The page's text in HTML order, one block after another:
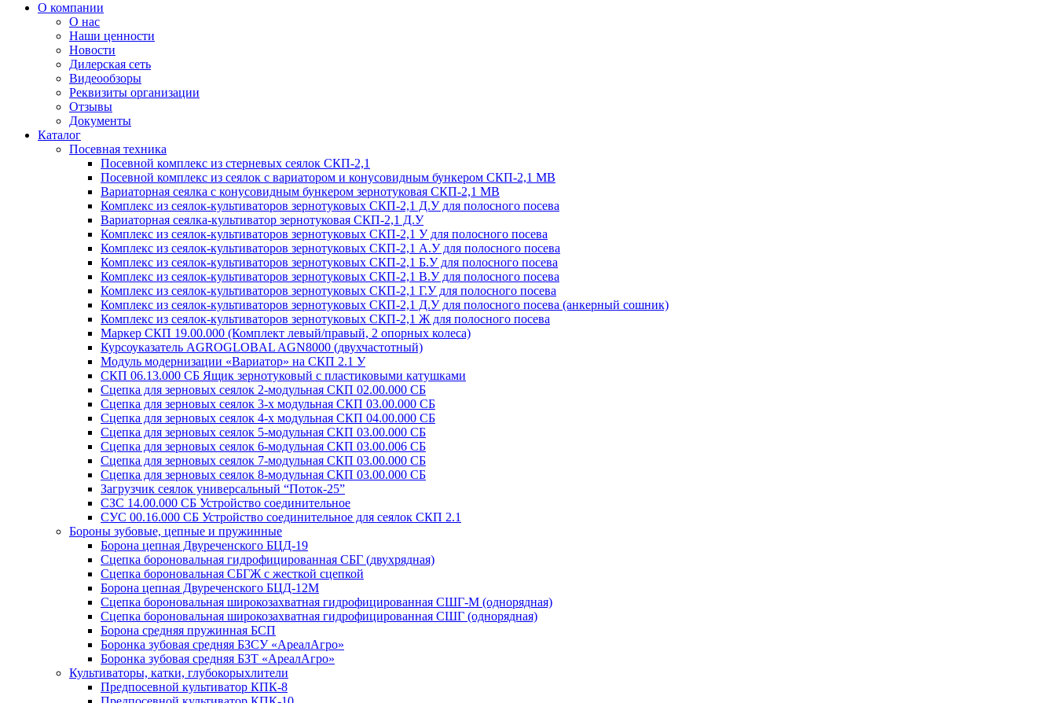
О компании
О нас
Наши ценности
Новости
Дилерская сеть
Видеообзоры
Реквизиты организации
Отзывы
Документы
Каталог
Посевная техника
Посевной комплекс из стерневых сеялок СКП-2,1
Посевной комплекс из сеялок с вариатором и конусовидным бункером СКП-2,1 МВ
Вариаторная сеялка с конусовидным бункером зернотуковая СКП-2,1 МВ
Комплекс из сеялок-культиваторов зернотуковых СКП-2,1 Д.У для полосного посева
Вариаторная сеялка-культиватор зернотуковая СКП-2,1 Д.У
Комплекс из сеялок-культиваторов зернотуковых СКП-2,1 У для полосного посева
Комплекс из сеялок-культиваторов зернотуковых СКП-2,1 А.У для полосного посева
Комплекс из сеялок-культиваторов зернотуковых СКП-2,1 Б.У для полосного посева
Комплекс из сеялок-культиваторов зернотуковых СКП-2,1 В.У для полосного посева
Комплекс из сеялок-культиваторов зернотуковых СКП-2,1 Г.У для полосного посева
Комплекс из сеялок-культиваторов зернотуковых СКП-2,1 Д.У для полосного посева (анкерный сошник)
Комплекс из сеялок-культиваторов зернотуковых СКП-2,1 Ж для полосного посева
Маркер СКП 19.00.000 (Комплект левый/правый, 2 опорных колеса)
Курсоуказатель AGROGLOBAL AGN8000 (двухчастотный)
Модуль модернизации «Вариатор» на СКП 2.1 У
СКП 06.13.000 СБ Ящик зернотуковый с пластиковыми катушками
Сцепка для зерновых сеялок 2-модульная СКП 02.00.000 СБ
Сцепка для зерновых сеялок 3-х модульная СКП 03.00.000 СБ
Сцепка для зерновых сеялок 4-х модульная СКП 04.00.000 СБ
Сцепка для зерновых сеялок 5-модульная СКП 03.00.000 СБ
Сцепка для зерновых сеялок 6-модульная СКП 03.00.006 СБ
Сцепка для зерновых сеялок 7-модульная СКП 03.00.000 СБ
Сцепка для зерновых сеялок 8-модульная СКП 03.00.000 СБ
Загрузчик сеялок универсальный “Поток-25”
СЗС 14.00.000 СБ Устройство соединительное
СУС 00.16.000 СБ Устройство соединительное для сеялок СКП 2.1
Бороны зубовые, цепные и пружинные
Борона цепная Двуреченского БЦД-19
Сцепка бороновальная гидрофицированная СБГ (двухрядная)
Сцепка бороновальная СБГЖ с жесткой сцепкой
Борона цепная Двуреченского БЦД-12М
Сцепка бороновальная широкозахватная гидрофицированная СШГ-М (однорядная)
Сцепка бороновальная широкозахватная гидрофицированная СШГ (однорядная)
Борона средняя пружинная БСП
Боронка зубовая средняя БЗСУ «АреалАгро»
Боронка зубовая средняя БЗТ «АреалАгро»
Культиваторы, катки, глубокорыхлители
Предпосевной культиватор КПК-8